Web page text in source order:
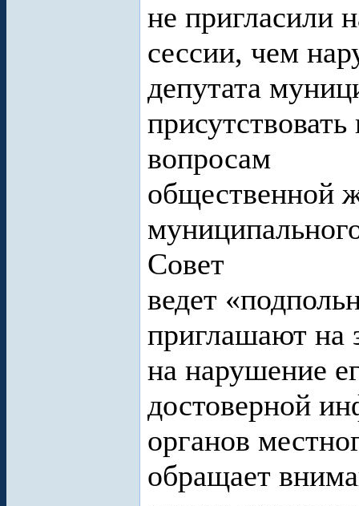
не пригласили
сессии, чем
депутата
вопросам
общественной
Совет
ведет
приглашают на
на нарушение
достоверной
органов
обращает